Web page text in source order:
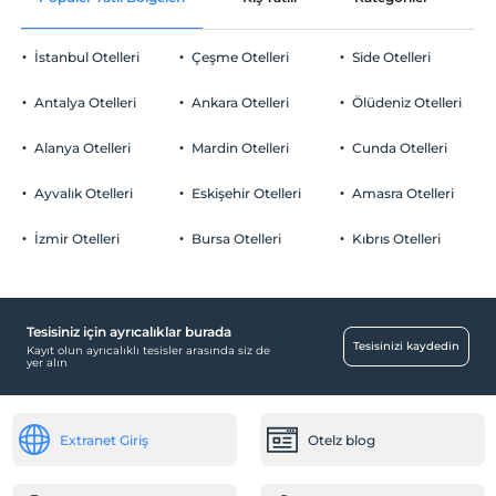
Odalar
Sigara içilmeyen odalar
Resepsiyon Hizmetleri
Günaşırı temizlik hizmeti
Öne Çıkan Özellikler
Şehir merkezi
Spa ve Sağlık Olanakları
Sigara
Çocuklar
Her bir oda için 9 yaşına kadar 1 çocuk ücretsizdir
Vip Aile Hamamı
İstanbul Otelleri
Antalya Otelleri
Alanya Otelleri
Ayvalık Otelleri
İzmir Otelleri
Çeşme Otelleri
Ankara Otelleri
Mardin Otelleri
Eskişehir Otelleri
Bursa Otelleri
Side Otelleri
Ölüdeniz Otelleri
Cunda Otelleri
Amasra Otelleri
Kıbrıs Otelleri
Tesisiniz için ayrıcalıklar burada
Kayıt olun ayrıcalıklı tesisler arasında siz de
yer alın
Tesisinizi kaydedin
Extranet Giriş Otelz blog